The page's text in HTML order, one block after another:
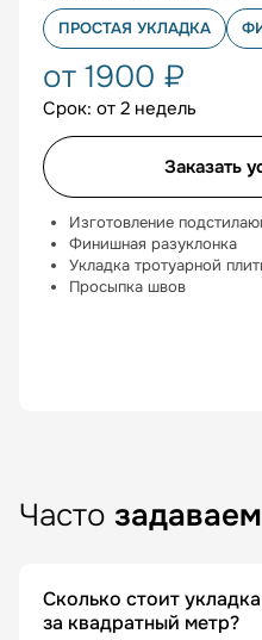
ПРОСТАЯ УКЛАДКА
от 1900 ₽
Срок: от 2 недель
Заказать
Изготовление
Финишная разуклонка
Укладка тротуарной
Просыпка швов
Часто
Сколько стоит
за квадратный метр?